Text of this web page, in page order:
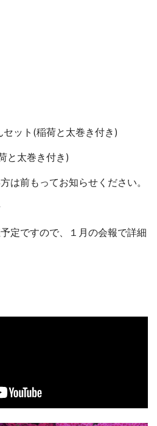
ット(稲荷と太巻き付き)
と太巻き付き)
は前もってお知らせください。
定ですので、１月の会報で詳細